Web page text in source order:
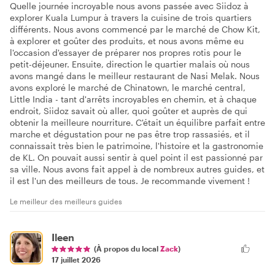
Quelle journée incroyable nous avons passée avec Siidoz à
explorer Kuala Lumpur à travers la cuisine de trois quartiers
différents. Nous avons commencé par le marché de Chow Kit,
à explorer et goûter des produits, et nous avons même eu
l'occasion d'essayer de préparer nos propres rotis pour le
petit-déjeuner. Ensuite, direction le quartier malais où nous
avons mangé dans le meilleur restaurant de Nasi Melak. Nous
avons exploré le marché de Chinatown, le marché central,
Little India - tant d'arrêts incroyables en chemin, et à chaque
endroit, Siidoz savait où aller, quoi goûter et auprès de qui
obtenir la meilleure nourriture. C'était un équilibre parfait entre
marche et dégustation pour ne pas être trop rassasiés, et il
connaissait très bien le patrimoine, l'histoire et la gastronomie
de KL. On pouvait aussi sentir à quel point il est passionné par
sa ville. Nous avons fait appel à de nombreux autres guides, et
il est l'un des meilleurs de tous. Je recommande vivement !
Le meilleur des meilleurs guides
Ileen
(À propos du local Zack)
17 juillet 2026